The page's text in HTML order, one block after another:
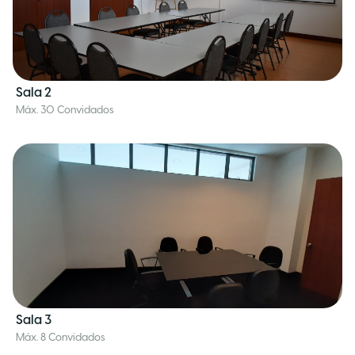
Sala 2
Máx. 30 Convidados
Sala 3
Máx. 8 Convidados